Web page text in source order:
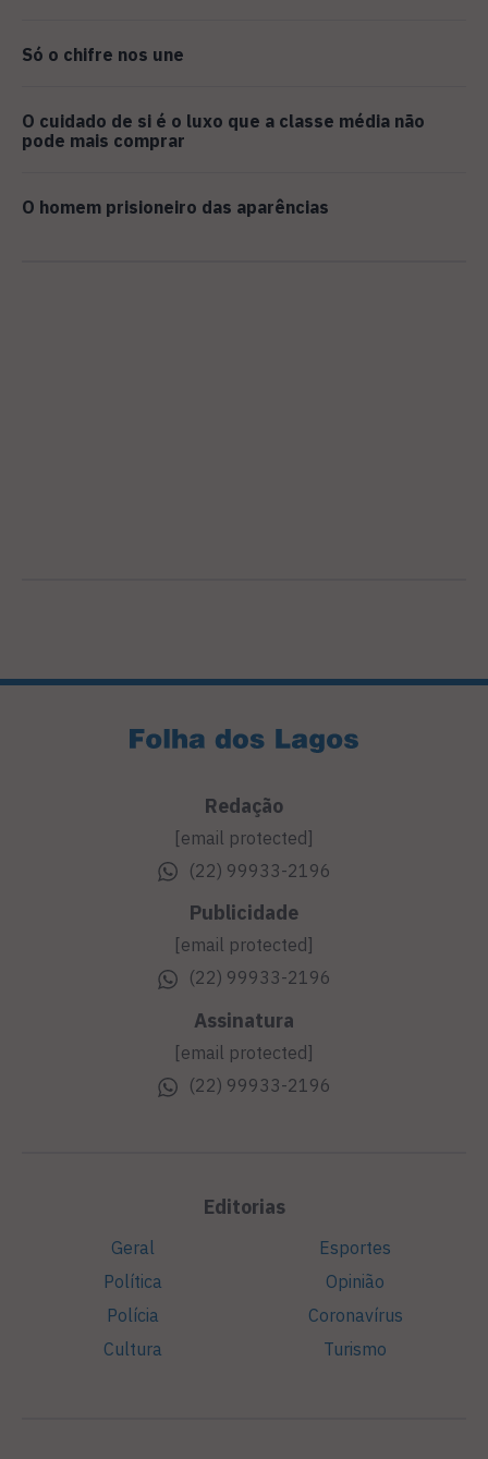
Só o chifre nos une
O cuidado de si é o luxo que a classe média não
pode mais comprar
O homem prisioneiro das aparências
Redação
[email protected]
(22) 99933-2196
Publicidade
[email protected]
(22) 99933-2196
Assinatura
[email protected]
(22) 99933-2196
Editorias
Geral
Política
Polícia
Cultura
Esportes
Opinião
Coronavírus
Turismo